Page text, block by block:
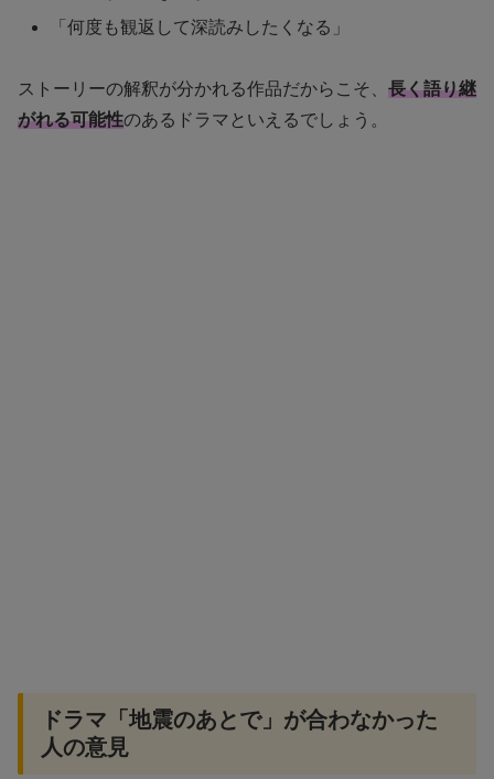
「何度も観返して深読みしたくなる」
ストーリーの解釈が分かれる作品だからこそ、 長く語り継
がれる可能性のあるドラマといえるでしょう。
ドラマ「地震のあとで」が合わなかった
人の意見